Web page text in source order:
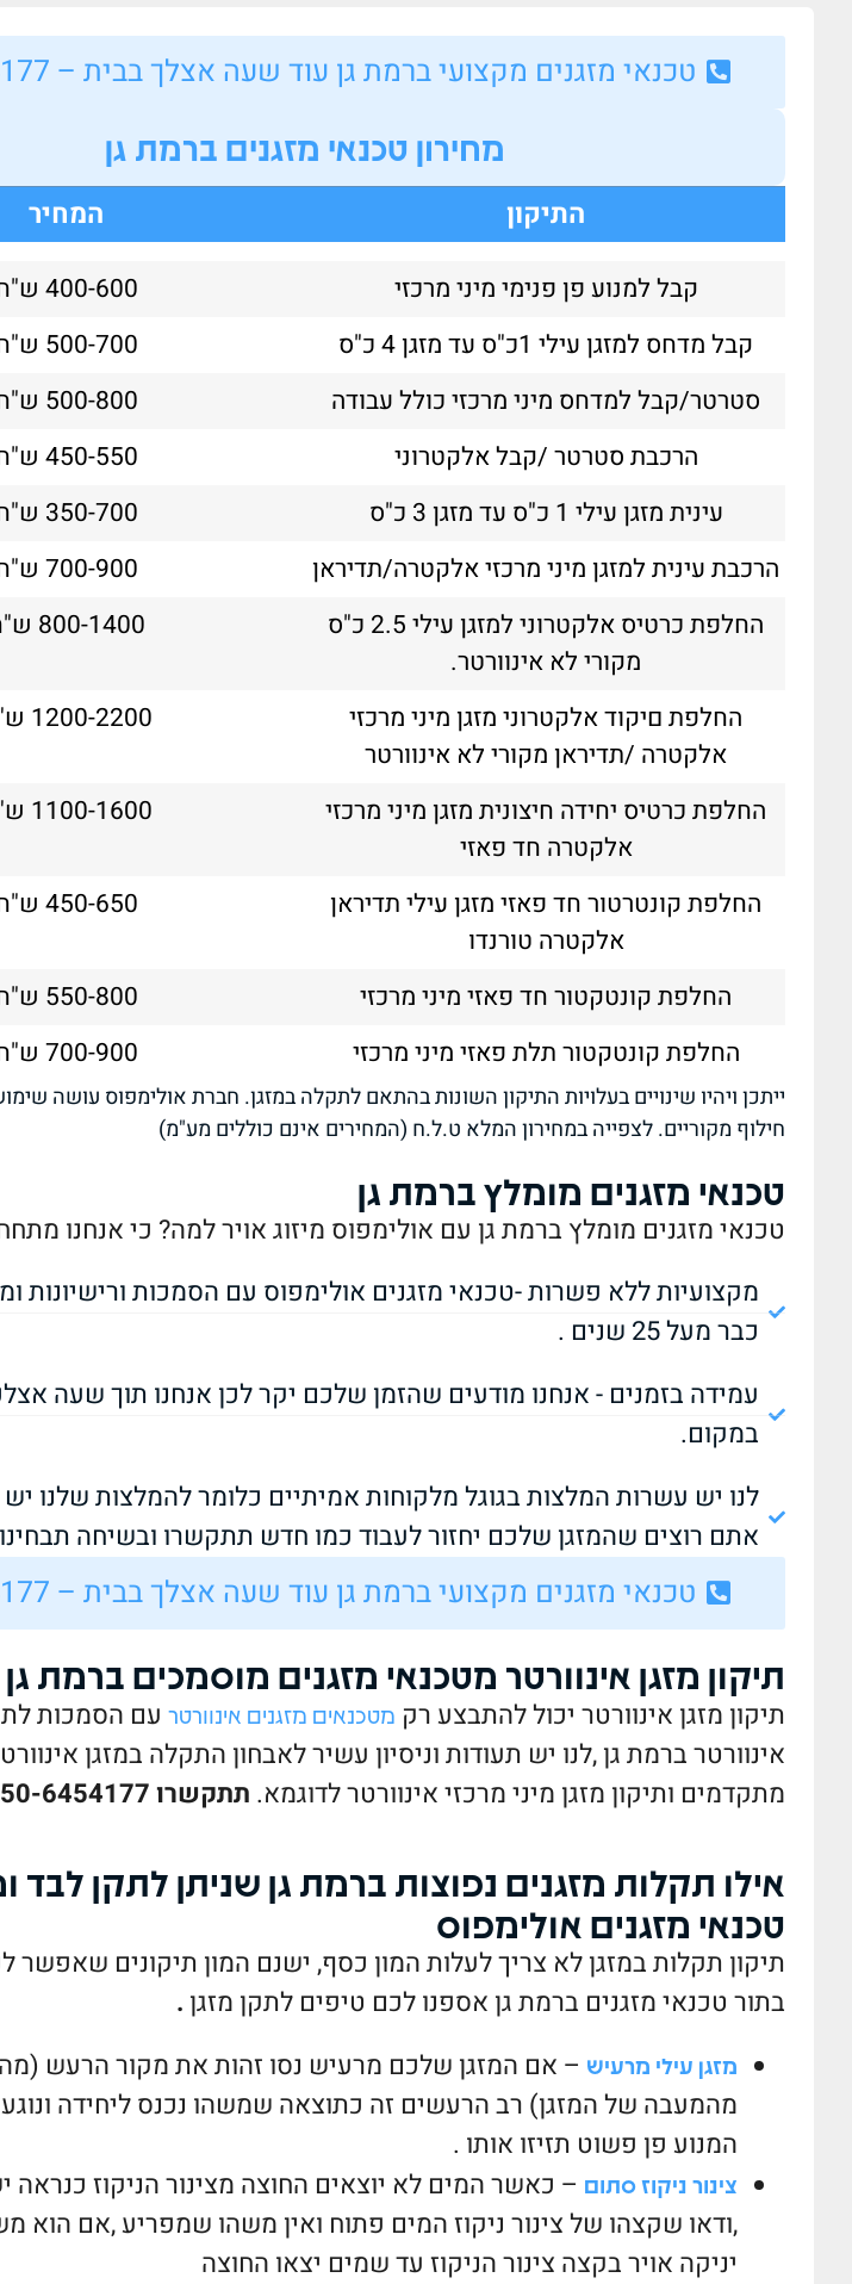
טכנאי מזגנים מקצועי ברמת גן עוד שעה אצלך בבית – 050-6454177
מחירון טכנאי מזגנים ברמת גן
התיקון המחיר
קבל למנוע פן פנימי מיני מרכזי
400-600 ש"ח
קבל מדחס למזגן עילי 1כ"ס עד מזגן 4 כ"ס
500-700 ש"ח
סטרטר/קבל למדחס מיני מרכזי כולל עבודה
500-800 ש"ח
הרכבת סטרטר /קבל אלקטרוני
450-550 ש"ח
עינית מזגן עילי 1 כ"ס עד מזגן 3 כ"ס
350-700 ש"ח
הרכבת עינית למזגן מיני מרכזי אלקטרה/תדיראן
700-900 ש"ח
החלפת כרטיס אלקטרוני למזגן עילי 2.5 כ"ס
מקורי לא אינוורטר.
800-1400 ש"ח
החלפת םיקוד אלקטרוני מזגן מיני מרכזי
אלקטרה /תדיראן מקורי לא אינוורטר
1200-2200 ש"ח
החלפת כרטיס יחידה חיצונית מזגן מיני מרכזי
אלקטרה חד פאזי
1100-1600 ש"ח
החלפת קונטרטור חד פאזי מזגן עילי תדיראן
אלקטרה טורנדו
450-650 ש"ח
החלפת קונטקטור חד פאזי מיני מרכזי
550-800 ש"ח
החלפת קונטקטור תלת פאזי מיני מרכזי
700-900 ש"ח
ייתכן ויהיו שינויים בעלויות התיקון השונות בהתאם לתקלה במזגן. חברת אולימפוס עושה
חילוף מקוריים. לצפייה במחירון המלא ט.ל.ח (המחירים אינם כוללים מע"מ)
טכנאי מזגנים מומלץ ברמת גן
טכנאי מזגנים מומלץ ברמת גן עם אולימפוס מיזוג אויר למה? כי אנחנו
מקצועיות ללא פשרות -טכנאי מזגנים אולימפוס עם הסמכות ורישיונות
כבר מעל 25 שנים .
במקום.
לנו יש עשרות המלצות בגוגל מלקוחות אמיתיים כלומר להמלצות שלנו
אתם רוצים שהמזגן שלכם יחזור לעבוד כמו חדש תתקשרו ובשיחה
טכנאי מזגנים מקצועי ברמת גן עוד שעה אצלך בבית – 050-6454177
תיקון מזגן אינוורטר מטכנאי מזגנים מוסמכים ברמת גן
תיקון מזגן אינוורטר יכול להתבצע רק מטכנאים מזגנים אינוורטר עם הסמכות
אינוורטר ברמת גן ,לנו יש תעודות וניסיון עשיר לאבחון התקלה במזגן
מתקדמים ותיקון מזגן מיני מרכזי אינוורטר לדוגמא. תתקשרו 050-6454177 אברהם מור.
אילו תקלות מזגנים נפוצות ברמת גן שניתן לתקן לבד
טכנאי מזגנים אולימפוס
תיקון תקלות במזגן לא צריך לעלות המון כסף, ישנם המון תיקונים שאפשר
בתור טכנאי מזגנים ברמת גן אספנו לכם טיפים לתקן מזגן .
מזגן עילי מרעיש – אם המזגן שלכם מרעיש נסו זהות את מקור הרעש
מהמעבה של המזגן) רב הרעשים זה כתוצאה שמשהו נכנס ליחידה
המנוע פן פשוט תזיזו אותו .
צינור ניקוז סתום – כאשר המים לא יוצאים החוצה מצינור הניקוז
,ודאו שקצהו של צינור ניקוז המים פתוח ואין משהו שמפריע ,אם הוא
יניקה אויר בקצה צינור הניקוז עד שמים יצאו החוצה
הותן
התקלה
פתר לי את הבעיה במזגן
יד הקור דוד חיימוב
אחלה מיקצועי